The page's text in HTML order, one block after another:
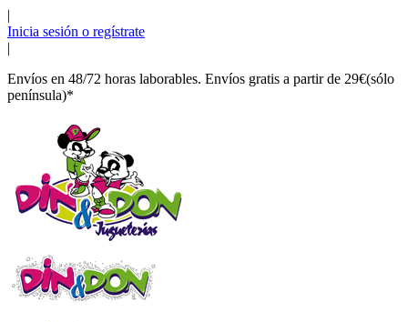
|
Inicia sesión o regístrate
|
Envíos en 48/72 horas laborables. Envíos gratis a partir de 29€(sólo
península)*